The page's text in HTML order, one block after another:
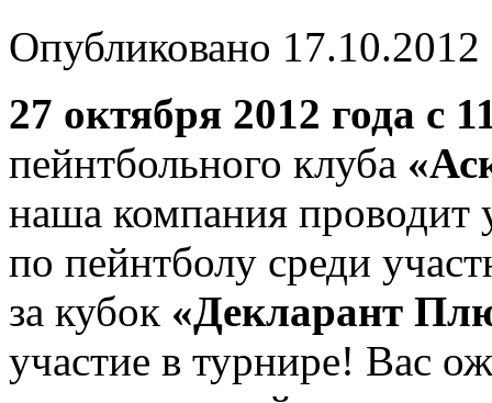
Опубликовано 17.10.2012
27 октября 2012 года с
пейнтбольного клуба
наша компания
по пейнтболу среди
за кубок «Декларант
участие в турнире! Вас